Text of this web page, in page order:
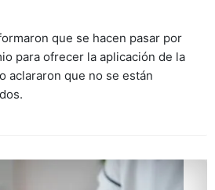
que se hacen pasar por
para ofrecer la aplicación de la
aclararon que no se están